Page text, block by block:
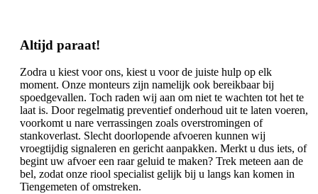
Altijd paraat!
Zodra u kiest voor ons, kiest u voor de juiste hulp op elk
moment. Onze monteurs zijn namelijk ook bereikbaar bij
spoedgevallen. Toch raden wij aan om niet te wachten tot het te
laat is. Door regelmatig preventief onderhoud uit te laten voeren,
voorkomt u nare verrassingen zoals overstromingen of
stankoverlast. Slecht doorlopende afvoeren kunnen wij
vroegtijdig signaleren en gericht aanpakken. Merkt u dus iets, of
begint uw afvoer een raar geluid te maken? Trek meteen aan de
bel, zodat onze riool specialist gelijk bij u langs kan komen in
Tiengemeten of omstreken.